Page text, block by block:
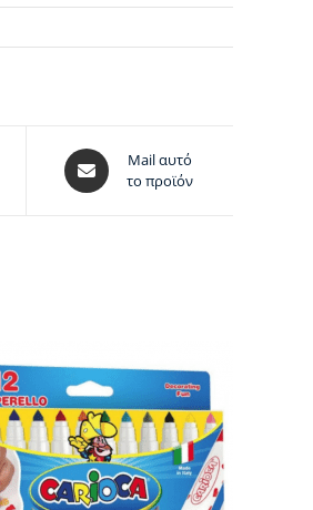
Mail αυτό
το προϊόν